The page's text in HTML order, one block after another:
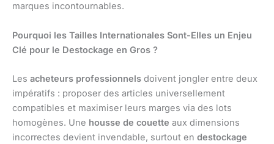
marques incontournables.
Pourquoi les Tailles Internationales Sont-Elles un Enjeu
Clé pour le Destockage en Gros ?
Les acheteurs professionnels doivent jongler entre deux
impératifs : proposer des articles universellement
compatibles et maximiser leurs marges via des lots
homogènes. Une housse de couette aux dimensions
incorrectes devient invendable, surtout en destockage